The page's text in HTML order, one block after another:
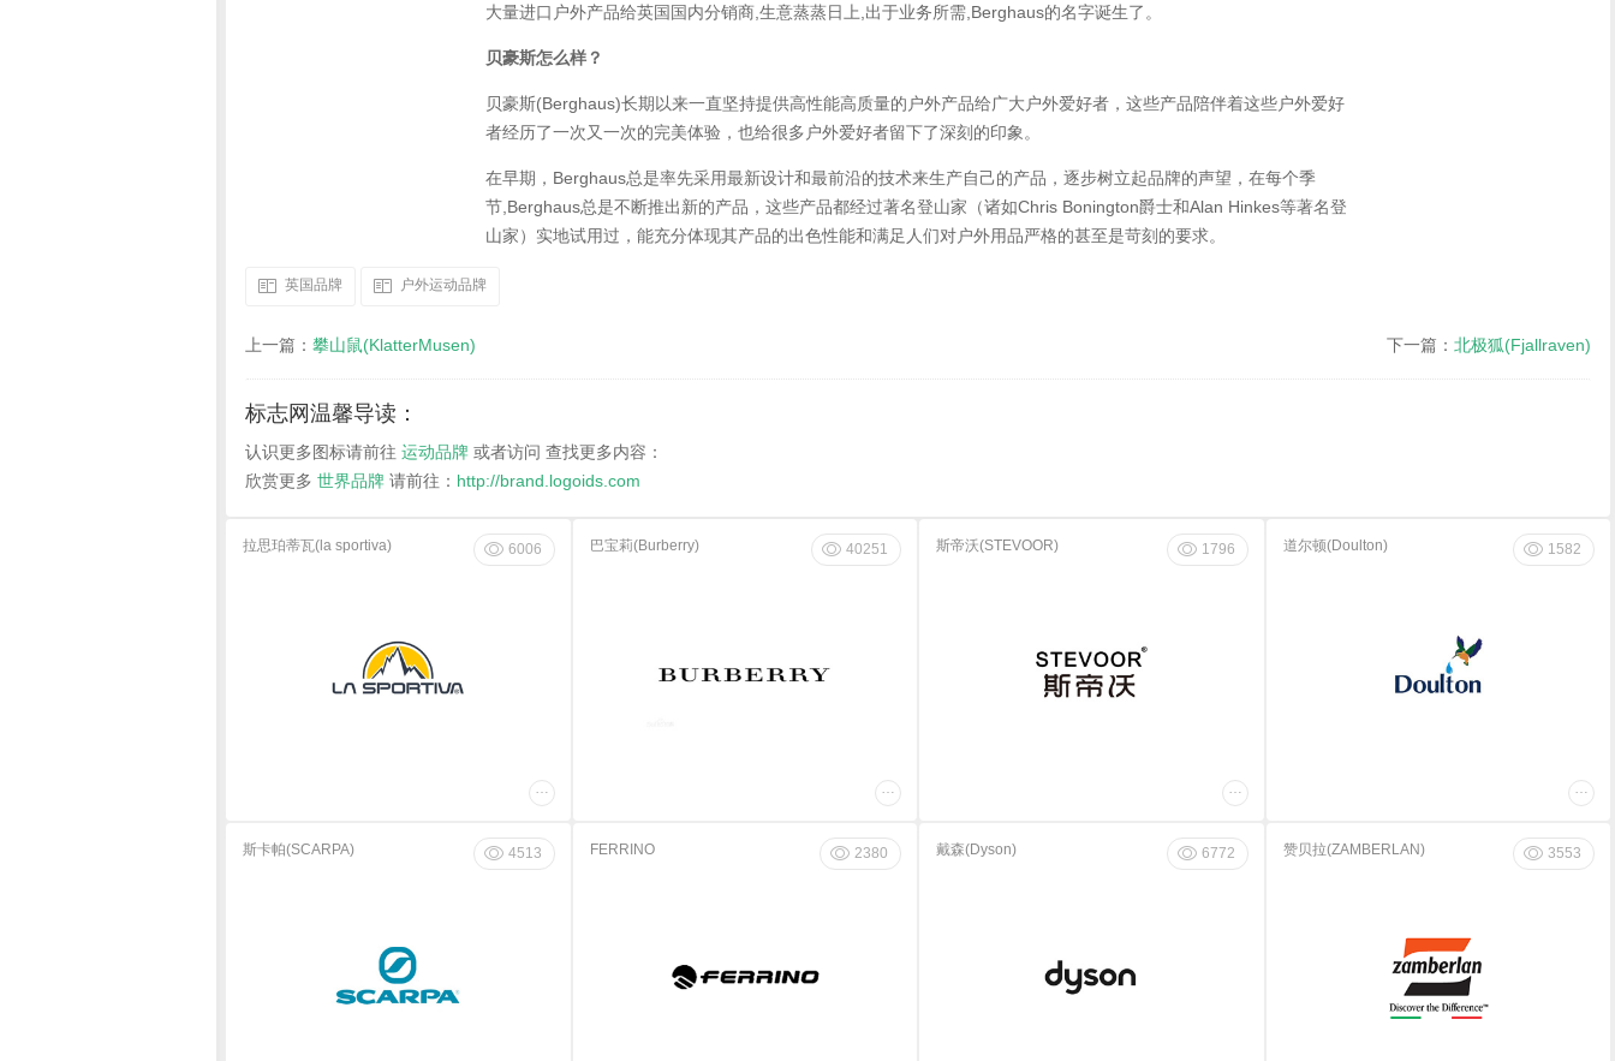
大量进口户外产品给英国国内分销商,生意蒸蒸日上,出于业务所需,Berghaus的名字诞生了。
贝豪斯怎么样？
贝豪斯(Berghaus)长期以来一直坚持提供高性能高质量的户外产品给广大户外爱好者，这些产品陪伴着这些户外爱好
者经历了一次又一次的完美体验，也给很多户外爱好者留下了深刻的印象。
在早期，Berghaus总是率先采用最新设计和最前沿的技术来生产自己的产品，逐步树立起品牌的声望，在每个季
节,Berghaus总是不断推出新的产品，这些产品都经过著名登山家（诸如Chris Bonington爵士和Alan Hinkes等著名登
山家）实地试用过，能充分体现其产品的出色性能和满足人们对户外用品严格的甚至是苛刻的要求。
英国品牌 户外运动品牌
上一篇： 攀山鼠(KlatterMusen) 下一篇： 北极狐(Fjallraven)
标志网温馨导读：
认识更多图标请前往 运动品牌 或者访问 查找更多内容：
欣赏更多 世界品牌 请前往： http://brand.logoids.com
拉思珀蒂瓦(la sportiva) 6006
…
巴宝莉(Burberry) 40251
…
斯帝沃(STEVOOR) 1796
…
道尔顿(Doulton) 1582
…
斯卡帕(SCARPA) 4513 FERRINO 2380 戴森(Dyson) 6772 赞贝拉(ZAMBERLAN) 3553